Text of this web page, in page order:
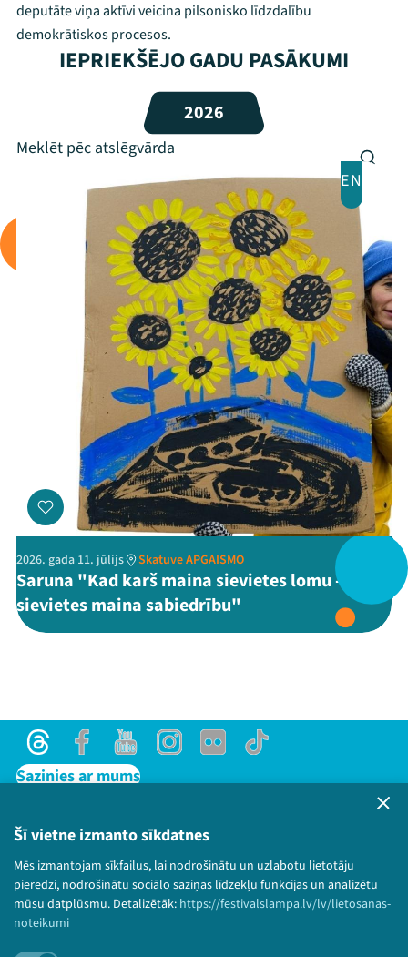
Šī vietne izmanto sīkdatnes
Mēs izmantojam sīkfailus, lai nodrošinātu un uzlabotu lietotāju
pieredzi, nodrošinātu sociālo saziņas līdzekļu funkcijas un analizētu
mūsu datplūsmu. Detalizētāk: https://festivalslampa.lv/lv/lietosanas-
noteikumi
Mana programma
Festivāls
Programma
Arhīvs
Viņi bija LAMPĀ 2026
Jaunumi
Ziedo
Veikals
Kontakti
ThreadsFacebookYoutube
X TikTok
deputāte viņa aktīvi veicina pilsonisko līdzdalību
demokrātiskos procesos.
IEPRIEKŠĒJO GADU PASĀKUMI
2026
EN
2026. gada 11. jūlijs Skatuve APGAISMO
Saruna "Kad karš maina sievietes lomu - un
sievietes maina sabiedrību"
ThreadsFacebookYoutubeInstagram
Flick TikTok
Sazinies ar mums
Lietošanas noteikumi un sīkdatņu politika
Bērnu aizsardzības politika
© 2026 Sarunu festivāls LAMPA Visas tiesības
paturētas.